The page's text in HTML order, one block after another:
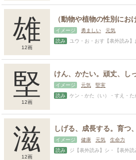
雄
12画
イメージ 勇ましい
元気
読み
ユウ・お・おす【表外読み】おん・ まさ（る）・かず・かた・か
堅
12画
イメージ 元気
堅実
読み
ケン・かた（い）・すえ・たか・つよし・み・
滋
12画
イメージ 健康 元気
生命力
読み
ジ【表外読み】シ・【表外読み】しげ（る）・ ま（す）・あさ・